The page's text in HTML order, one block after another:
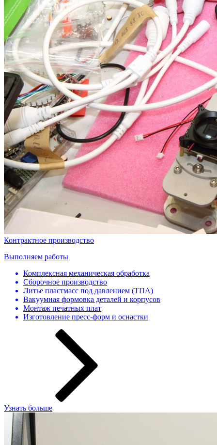
Контрактное производство
Выполняем работы
Комплексная механическая обработка
Сборочное производство
Литье пластмасс под давлением (ТПА)
Вакуумная формовка деталей и корпусов
Монтаж печатных плат
Изготовление пресс-форм и оснастки
Узнать больше